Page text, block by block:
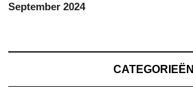
September 2024
CATEGORIEËN